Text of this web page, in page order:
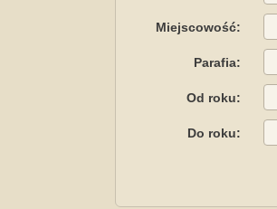
Miejscowość:
Parafia:
Od roku:
Do roku: